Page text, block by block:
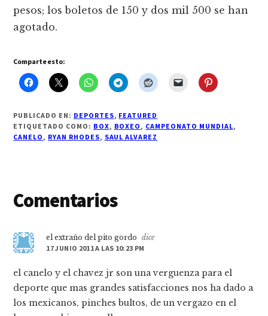
pesos; los boletos de 150 y dos mil 500 se han
agotado.
Comparte esto:
PUBLICADO EN: DEPORTES, FEATURED
ETIQUETADO COMO: BOX, BOXEO , CAMPEONATO MUNDIAL,
CANELO , RYAN RHODES, SAUL ALVAREZ
Interacciones
los
lectores
Comentarios
el extraño del pito gordo
dice
17 JUNIO 2011 A LAS 10:23 PM
el canelo y el chavez jr son una verguenza para el
deporte que mas grandes satisfacciones nos ha dado a
los mexicanos, pinches bultos, de un vergazo en el